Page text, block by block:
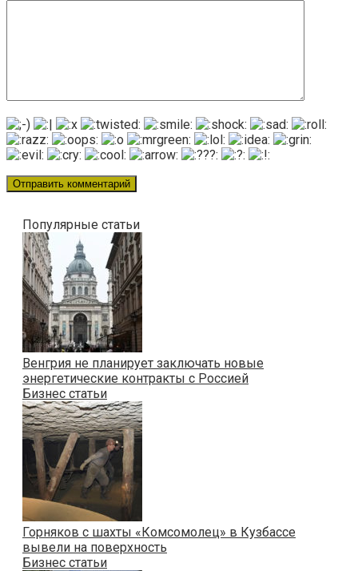
Популярные статьи
Венгрия не планирует заключать новые
энергетические контракты с Россией
Бизнес статьи
Горняков с шахты «Комсомолец» в Кузбассе
вывели на поверхность
Бизнес статьи